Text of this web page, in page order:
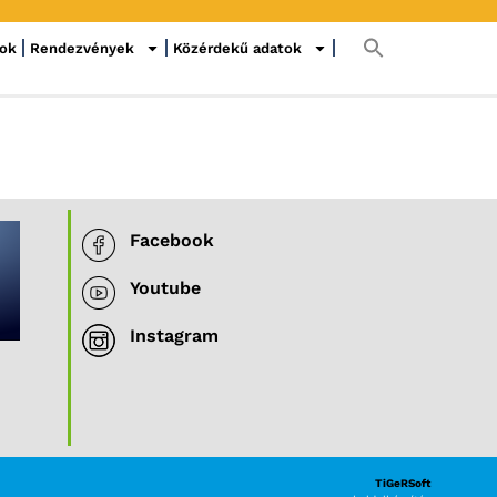
Rendezvények Közérdekű adatok
Facebook
Youtube
Instagram
TiGeRSoft